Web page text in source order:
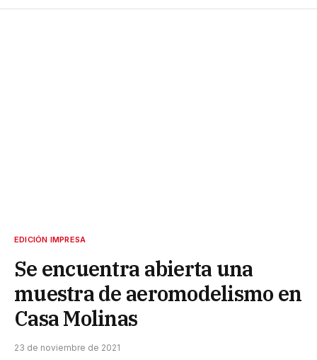
EDICIÓN IMPRESA
Se encuentra abierta una
muestra de aeromodelismo en
Casa Molinas
23 de noviembre de 2021